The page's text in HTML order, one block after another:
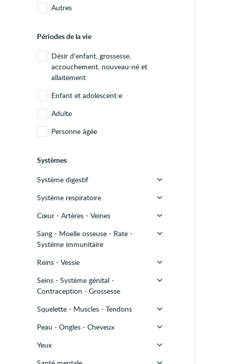
Autres
Périodes de la vie
Désir d'enfant, grossesse,
accouchement, nouveau-né et
allaitement
Enfant et adolescent∙e
Adulte
Personne âgée
Systèmes
Système digestif
Bouche
Œsophage
Estomac
Foie - Vésicule
Pancréas
Autres
Système respiratoire
Nez
Sinus
Bronches - Poumons
Autres
Cœur - Artères - Veines
Cœur
Sang - Moelle osseuse - Rate -
Système immunitaire
Globules rouges
Globules blancs
Coagulation
Reins - Vessie
Reins
Vessie
Seins - Système génital -
Contraception - Grossesse
Seins
Ovaires
Utérus (hors grossesse)
Squelette - Muscles - Tendons
Os
Articulations
Peau - Ongles - Cheveux
Cheveux - Cuir chevelu
Yeux